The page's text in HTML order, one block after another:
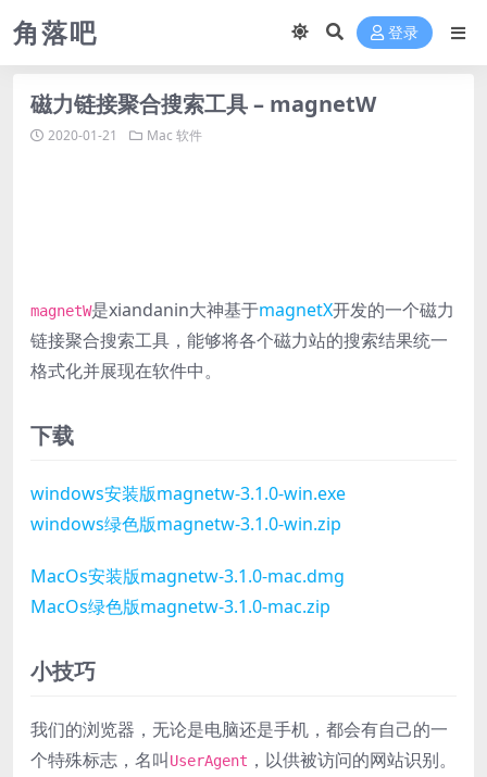
角落吧 登录
磁力链接聚合搜索工具 – magnetW
2020-01-21 Mac 软件
magnetW是xiandanin大神基于magnetX开发的一个磁力
链接聚合搜索工具，能够将各个磁力站的搜索结果统一
格式化并展现在软件中。
下载
windows安装版magnetw-3.1.0-win.exe
windows绿色版magnetw-3.1.0-win.zip
MacOs安装版magnetw-3.1.0-mac.dmg
MacOs绿色版magnetw-3.1.0-mac.zip
小技巧
我们的浏览器，无论是电脑还是手机，都会有自己的一
个特殊标志，名叫UserAgent ，以供被访问的网站识别。